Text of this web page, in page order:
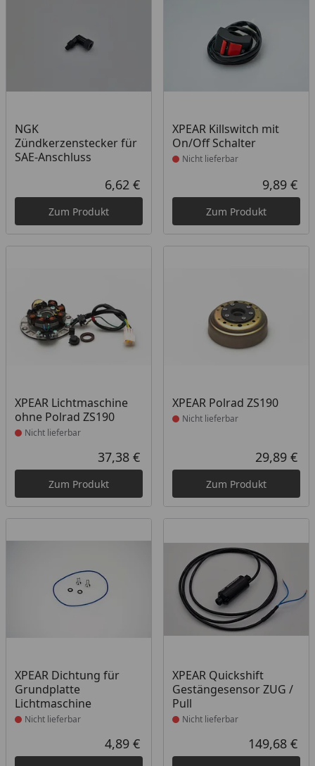
NGK
Zündkerzenstecker für
SAE-Anschluss
Aktueller Preis
6,62 €
Zum Produkt
XPEAR Killswitch mit
On/Off Schalter
Produkt nicht lieferbar
Nicht lieferbar
9,89 €
Zum Produkt
XPEAR Lichtmaschine
ohne Polrad ZS190
Produkt nicht lieferbar
Nicht lieferbar
Aktueller Preis
37,38 €
Zum Produkt
XPEAR Polrad ZS190
Produkt nicht lieferbar
Nicht lieferbar
29,89 €
Zum Produkt
XPEAR Dichtung für
Grundplatte
Lichtmaschine
Produkt nicht lieferbar
Nicht lieferbar
Aktueller Preis
4,89 €
XPEAR Quickshift
Gestängesensor ZUG /
Pull
Produkt nicht lieferbar
Nicht lieferbar
149,68 €